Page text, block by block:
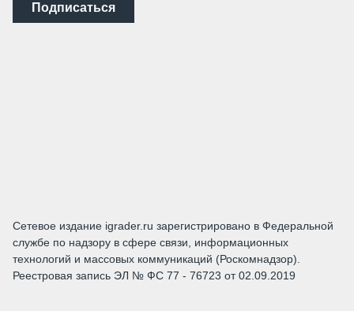
Подписаться
Сетевое издание igrader.ru зарегистрировано в Федеральной
службе по надзору в сфере связи, информационных
технологий и массовых коммуникаций (Роскомнадзор).
Реестровая запись ЭЛ № ФС 77 - 76723 от 02.09.2019